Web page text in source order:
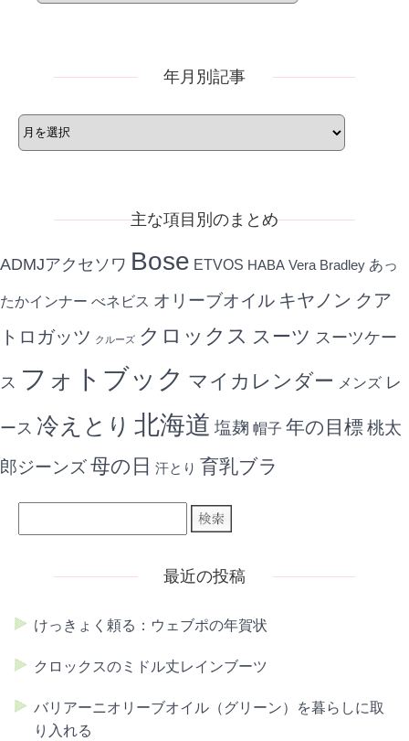
年月別記事
主な項目別のまとめ
ADMJアクセソワ Bose ETVOS HABA Vera Bradley あっ
たかインナー べネビス オリーブオイル キヤノン クア
トロガッツ クルーズ クロックス スーツ スーツケー
ス フォトブック マイカレンダー メンズ レ
ース 冷えとり 北海道 塩麹 帽子 年の目標 桃太
郎ジーンズ母の日 汗とり 育乳ブラ
最近の投稿
けっきょく頼る：ウェブポの年賀状
クロックスのミドル丈レインブーツ
バリアーニオリーブオイル（グリーン）を暮らしに取
り入れる